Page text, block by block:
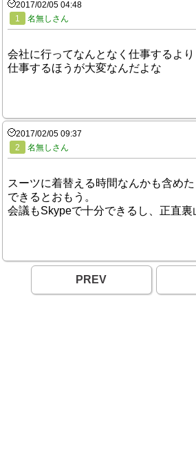
2017/02/05 04:48
1
名無しさん
会社に行ってなんとなく仕事するよ
仕事するほうが大変なんだよな
2017/02/05 09:37
2
名無しさん
スーツに着替える時間なんかも含め
できるとおもう。
会議もSkypeで十分できるし、正直裏
PREV